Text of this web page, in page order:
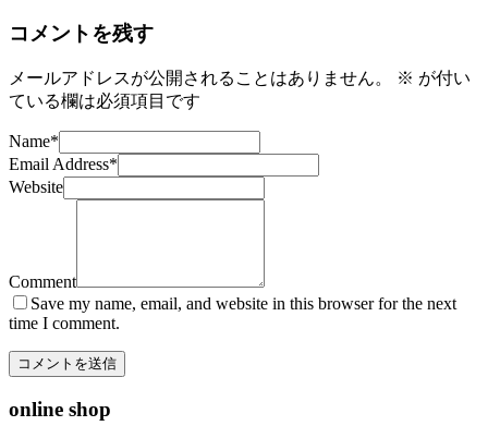
コメントを残す
メールアドレスが公開されることはありません。 ※ が付い
ている欄は必須項目です
Name*
Email Address*
Website
Comment
Save my name, email, and website in this browser for the next
time I comment.
online shop